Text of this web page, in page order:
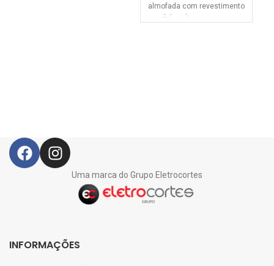
almofada com revestimento
Uma marca do Grupo Eletrocortes
INFORMAÇÕES